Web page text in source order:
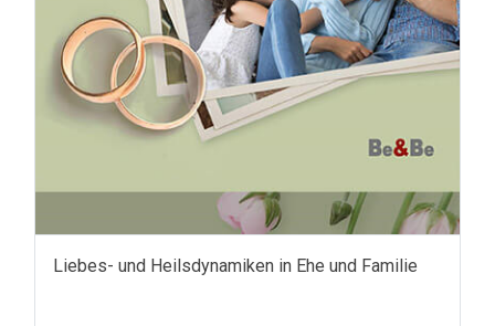
Liebes- und Heilsdynamiken in Ehe und Familie